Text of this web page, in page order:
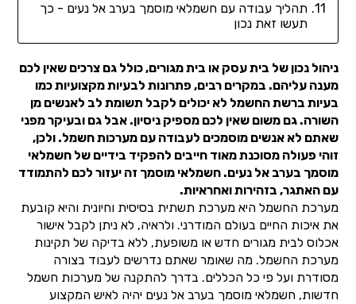
תהליך עבודה עם חשמלאי מוסמך בערב אל נעים - כך
תעשו זאת נכון
ניהול נכון של בית עסק או בית מגורים, כולל גם צרכים שאין לכם
מענה עליהם. במקרים רבים, פתרונות לבעיות מקצועיות כמו
בעיות ברשת החשמל לא יכולים לקבל תשומת לב לאנשים מן
השורה. גם משום שאין לכם מספיק ניסיון. אבל גם ובעיקר מפני
שאתם לא אנשים מוסמכים לעבודה עם מערכות חשמל. ולכן,
זוהי פעולה מסוכנת מאוד חייבים להפקיד בידיים של חשמלאי
מוסמך בערב אל נעים. חשמלאי מוסמך זה יעזור לכם להתמודד
עם האתגר, בזהירות ואחראיות.
מערכת החשמל היא מערכת תשתית בסיסית וחיונית והיא קובעת
את איכות החיים בעולם המודרני. ולראיה, לא ניתן לקבל אישור
אכלוס לבית מגורים חדש או משופעת, ללא בדיקה של תקינות
מערכת החשמל. מה שאומר שאתם נדרשים לעבוד בצורה
מסודרת ועל פי כל הכללים. בדרך להתקנה של מערכות חשמל
חדשות, חשמלאי מוסמך בערב אל נעים יהיה לאיש המקצוע